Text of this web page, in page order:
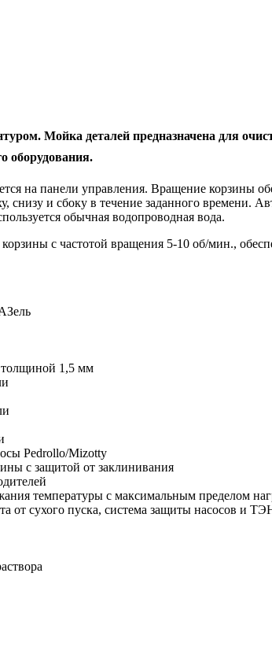
Мойка деталей предназначена для
оборудования.
на панели управления. Вращение корзины
снизу и сбоку в течение заданного
обычная водопроводная вода.
с частотой вращения 5-10 об/мин.,
толщиной 1,5 мм
Pedrollo/Mizotty
с защитой от заклинивания
температуры с максимальным пределом
от сухого пуска, система защиты насосов и